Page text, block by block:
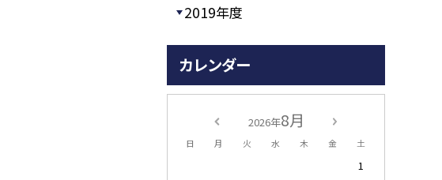
2019年度
カレンダー
2026年8月
日 月 火 水 木 金 土
1